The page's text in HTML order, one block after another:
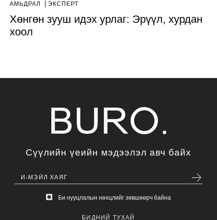
АМЬДРАЛ ЭКСПЕРТ
Хөнгөн зууш идэх урлаг: Эрүүл, хурдан
хоол
Сүүлийн үеийн мэдээлэл авч байх
Би нууцлалын нөхцлийг зөвшөөрч байна
БИДНИЙ ТУХАЙ